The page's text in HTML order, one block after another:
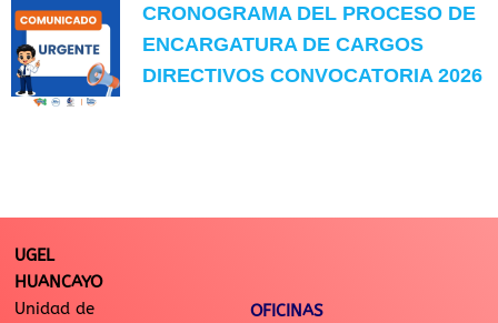
CRONOGRAMA DEL PROCESO DE
ENCARGATURA DE CARGOS
DIRECTIVOS CONVOCATORIA 2026
UGEL
HUANCAYO
Unidad de
OFICINAS